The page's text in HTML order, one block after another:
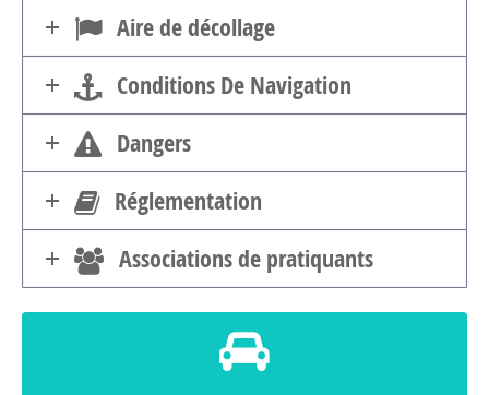
Aire de décollage
Conditions De Navigation
Dangers
Réglementation
Associations de pratiquants